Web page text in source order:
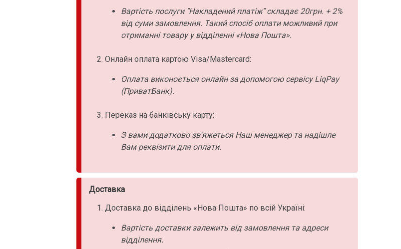
Вартість послуги "Накладений платіж" складає 20грн. + 2%
від суми замовлення. Такий спосіб оплати можливий при
отриманні товару у відділенні «Нова Пошта».
Онлайн оплата картою Visa/Mastercard:
Оплата виконоється онлайн за допомогою сервісу LiqPay
(ПриватБанк).
Переказ на банківську карту:
З вами додатково зв'яжеться Наш менеджер та надішле
Вам реквізити для оплати.
Доставка
Доставка до відділень «Нова Пошта» по всій Україні:
Вартість доставки залежить від замовлення та адреси
відділення.